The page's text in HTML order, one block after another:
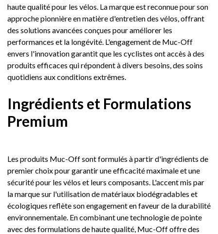
haute qualité pour les vélos. La marque est reconnue pour son
approche pionnière en matière d'entretien des vélos, offrant
des solutions avancées conçues pour améliorer les
performances et la longévité. L'engagement de Muc-Off
envers l'innovation garantit que les cyclistes ont accès à des
produits efficaces qui répondent à divers besoins, des soins
quotidiens aux conditions extrêmes.
Ingrédients et Formulations
Premium
Les produits Muc-Off sont formulés à partir d'ingrédients de
premier choix pour garantir une efficacité maximale et une
sécurité pour les vélos et leurs composants. L'accent mis par
la marque sur l'utilisation de matériaux biodégradables et
écologiques reflète son engagement en faveur de la durabilité
environnementale. En combinant une technologie de pointe
avec des formulations de haute qualité, Muc-Off offre des